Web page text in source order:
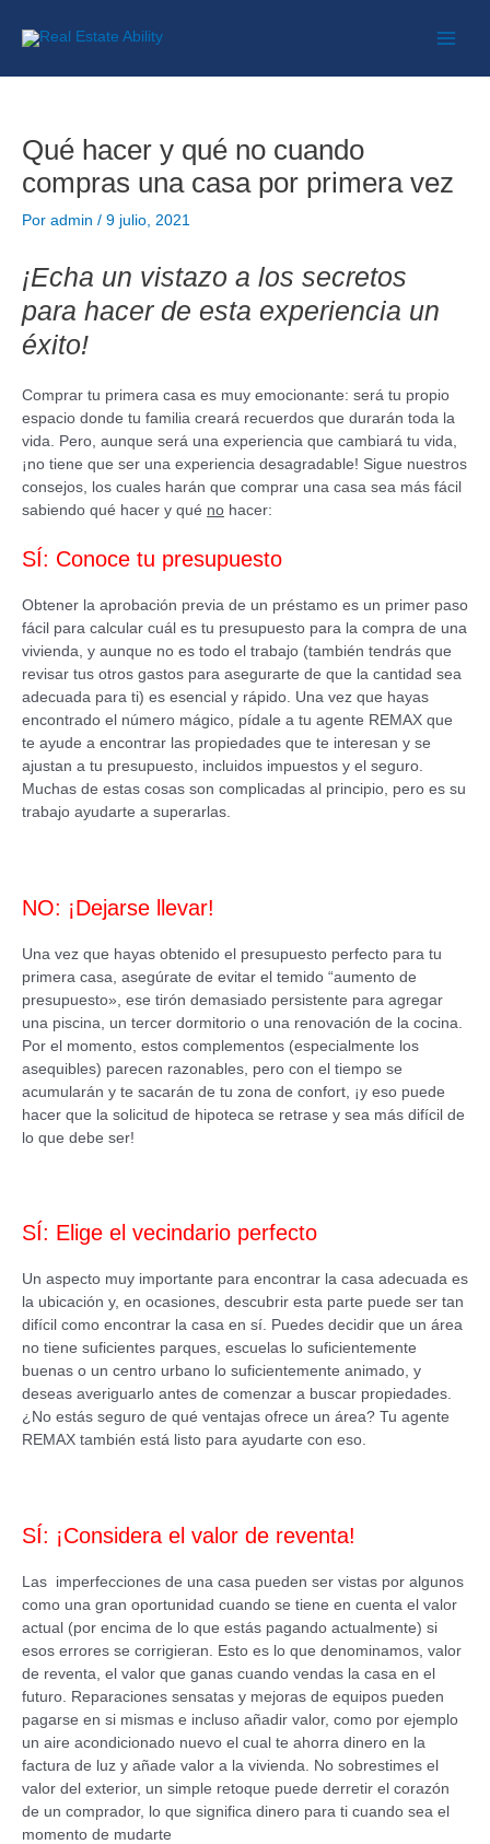
Qué hacer y qué no cuando
compras una casa por primera vez
Por admin / 9 julio, 2021
¡Echa un vistazo a los secretos
para hacer de esta experiencia un
éxito!
Comprar tu primera casa es muy emocionante: será tu propio
espacio donde tu familia creará recuerdos que durarán toda la
vida. Pero, aunque será una experiencia que cambiará tu vida,
¡no tiene que ser una experiencia desagradable! Sigue nuestros
consejos, los cuales harán que comprar una casa sea más fácil
sabiendo qué hacer y qué no hacer:
SÍ: Conoce tu presupuesto
Obtener la aprobación previa de un préstamo es un primer paso
fácil para calcular cuál es tu presupuesto para la compra de una
vivienda, y aunque no es todo el trabajo (también tendrás que
revisar tus otros gastos para asegurarte de que la cantidad sea
adecuada para ti) es esencial y rápido. Una vez que hayas
encontrado el número mágico, pídale a tu agente REMAX que
te ayude a encontrar las propiedades que te interesan y se
ajustan a tu presupuesto, incluidos impuestos y el seguro.
Muchas de estas cosas son complicadas al principio, pero es su
trabajo ayudarte a superarlas.
NO: ¡Dejarse llevar!
Una vez que hayas obtenido el presupuesto perfecto para tu
primera casa, asegúrate de evitar el temido “aumento de
presupuesto», ese tirón demasiado persistente para agregar
una piscina, un tercer dormitorio o una renovación de la cocina.
Por el momento, estos complementos (especialmente los
asequibles) parecen razonables, pero con el tiempo se
acumularán y te sacarán de tu zona de confort, ¡y eso puede
hacer que la solicitud de hipoteca se retrase y sea más difícil de
lo que debe ser!
SÍ: Elige el vecindario perfecto
Un aspecto muy importante para encontrar la casa adecuada es
la ubicación y, en ocasiones, descubrir esta parte puede ser tan
difícil como encontrar la casa en sí. Puedes decidir que un área
no tiene suficientes parques, escuelas lo suficientemente
buenas o un centro urbano lo suficientemente animado, y
deseas averiguarlo antes de comenzar a buscar propiedades.
¿No estás seguro de qué ventajas ofrece un área? Tu agente
REMAX también está listo para ayudarte con eso.
SÍ: ¡Considera el valor de reventa!
Las imperfecciones de una casa pueden ser vistas por algunos
como una gran oportunidad cuando se tiene en cuenta el valor
actual (por encima de lo que estás pagando actualmente) si
esos errores se corrigieran. Esto es lo que denominamos, valor
de reventa, el valor que ganas cuando vendas la casa en el
futuro. Reparaciones sensatas y mejoras de equipos pueden
pagarse en si mismas e incluso añadir valor, como por ejemplo
un aire acondicionado nuevo el cual te ahorra dinero en la
factura de luz y añade valor a la vivienda. No sobrestimes el
valor del exterior, un simple retoque puede derretir el corazón
de un comprador, lo que significa dinero para ti cuando sea el
momento de mudarte